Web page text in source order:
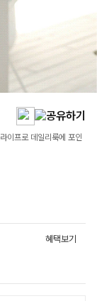
이프로 데일리룩에 포인
혜택보기